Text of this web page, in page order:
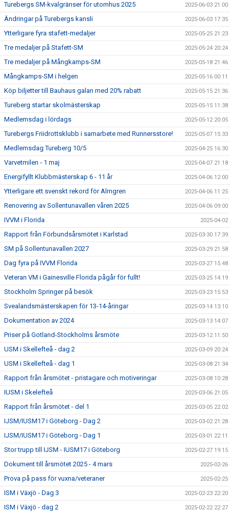
Turebergs SM-kvalgränser för utomhus 2025 2025-06-03 21:00
Ändringar på Turebergs kansli 2025-06-03 17:35
Ytterligare fyra stafett-medaljer 2025-05-25 21:23
Tre medaljer på Stafett-SM 2025-05-24 20:24
Tre medaljer på Mångkamps-SM 2025-05-18 21:46
Mångkamps-SM i helgen 2025-05-16 00:11
Köp biljetter till Bauhaus galan med 20% rabatt 2025-05-15 21:36
Tureberg startar skolmästerskap 2025-05-15 11:38
Medlemsdag i lördags 2025-05-12 20:05
Turebergs Friidrottsklubb i samarbete med Runnersstore! 2025-05-07 15:33
Medlemsdag Tureberg 10/5 2025-04-25 16:30
Varvetmilen - 1 maj 2025-04-07 21:18
Energifyllt Klubbmästerskap 6 - 11 år 2025-04-06 12:00
Ytterligare ett svenskt rekord för Almgren 2025-04-06 11:25
Renovering av Sollentunavallen våren 2025 2025-04-06 09:00
IVVM i Florida 2025-04-02
Rapport från Förbundsårsmötet i Karlstad 2025-03-30 17:39
SM på Sollentunavallen 2027 2025-03-29 21:58
Dag fyra på IVVM Florida 2025-03-27 15:48
Veteran VM i Gainesville Florida pågår för fullt! 2025-03-25 14:19
Stockholm Springer på besök 2025-03-23 15:53
Svealandsmästerskapen för 13-14-åringar 2025-03-14 13:10
Dokumentation av 2024 2025-03-13 14:07
Priser på Gotland-Stockholms årsmöte 2025-03-12 11:50
USM i Skellefteå - dag 2 2025-03-09 20:24
USM i Skellefteå - dag 1 2025-03-08 21:34
Rapport från årsmötet - pristagare och motiveringar 2025-03-08 10:28
IUSM i Skelefteå 2025-03-06 21:05
Rapport från årsmötet - del 1 2025-03-05 22:02
IJSM/IUSM17 i Göteborg - Dag 2 2025-03-02 21:28
IJSM/IUSM17 i Göteborg - Dag 1 2025-03-01 22:11
Stor trupp till IJSM - IUSM17 i Göteborg 2025-02-27 19:15
Dokument till årsmötet 2025 - 4 mars 2025-02-26
Prova på pass för vuxna/veteraner 2025-02-25
ISM i Växjö - Dag 3 2025-02-23 22:20
ISM i Växjö - dag 2 2025-02-22 22:27